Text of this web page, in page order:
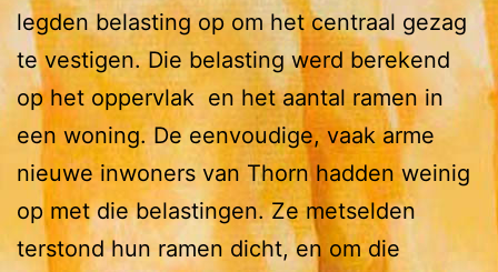
legden belasting op om het centraal gezag
te vestigen. Die belasting werd berekend
op het oppervlak en het aantal ramen in
een woning. De eenvoudige, vaak arme
nieuwe inwoners van Thorn hadden weinig
op met die belastingen. Ze metselden
terstond hun ramen dicht, en om die